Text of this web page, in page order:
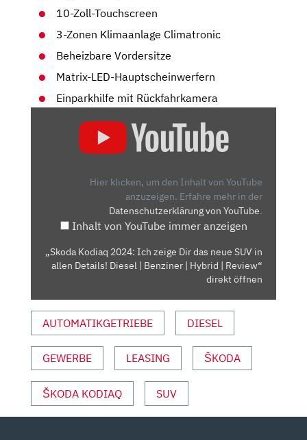
10-Zoll-Touchscreen
3-Zonen Klimaanlage Climatronic
Beheizbare Vordersitze
Matrix-LED-Hauptscheinwerfern
Einparkhilfe mit Rückfahrkamera
DIESEL
BENZINER
REVIEW“
Hier klicken, um den Inhalt von YouTube
anzuzeigen. Erfahre mehr in der
Datenschutzerklärung von YouTube.
Inhalt von YouTube immer anzeigen
„Skoda Kodiaq 2024: Ich zeige Dir das neue SUV in
allen Details! Diesel | Benziner | Hybrid | Review“
direkt öffnen
AUTOMATIKGETRIEBE DIESEL
GEWERBE LEASING ŠKODA
ŠKODA KODIAQ SUV